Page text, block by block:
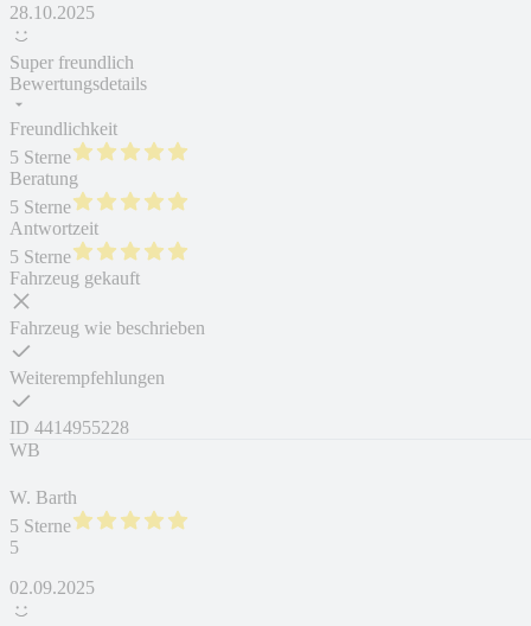
28.10.2025
Super freundlich
Bewertungsdetails
Freundlichkeit
5 Sterne
Beratung
5 Sterne
Antwortzeit
5 Sterne
Fahrzeug gekauft
Fahrzeug wie beschrieben
Weiterempfehlungen
ID 4414955228
WB
W. Barth
5 Sterne
5
02.09.2025